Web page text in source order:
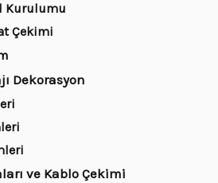
Kurulumu
Çekimi
Dekorasyon
ve Kablo Çekimi